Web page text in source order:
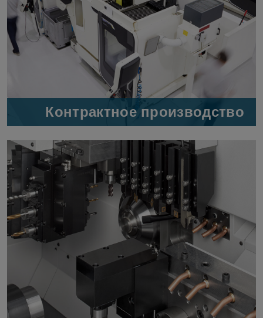
Контрактное производство